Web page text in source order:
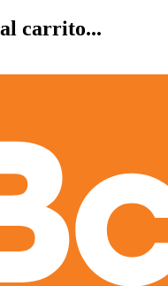
carrito...